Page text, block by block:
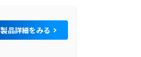
製品詳細をみる